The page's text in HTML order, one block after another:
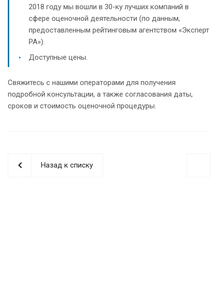
2018 году мы вошли в 30-ку лучших компаний в
сфере оценочной деятельности (по данным,
предоставленным рейтинговым агентством «Эксперт
РА»).
Доступные цены.
Свяжитесь с нашими операторами для получения
подробной консультации, а также согласования даты,
сроков и стоимость оценочной процедуры.
Назад к списку